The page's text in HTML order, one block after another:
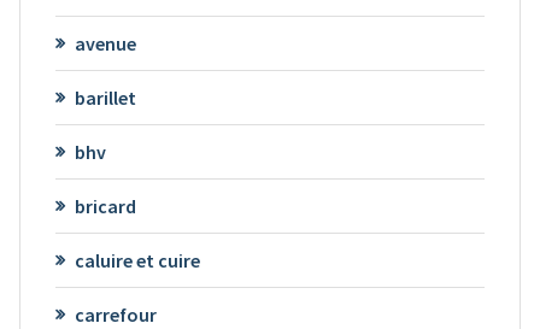
avenue
barillet
bhv
bricard
caluire et cuire
carrefour